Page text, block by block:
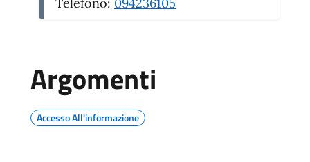
Argomenti
Accesso All'informazione